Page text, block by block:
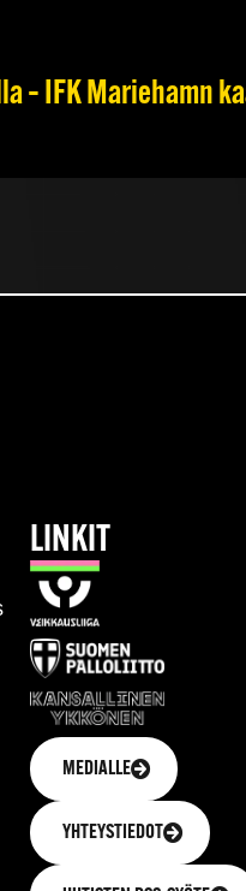
– IFK Mariehamn
LINKIT
MEDIALLE
YHTEYSTIEDOT